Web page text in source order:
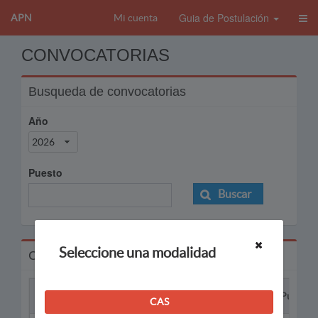
APN Mi cuenta Guia de Postulación
CONVOCATORIAS
Busqueda de convocatorias
Año
2026
Puesto
Buscar
Convocatorias
Puesto
Seleccione una modalidad
CAS